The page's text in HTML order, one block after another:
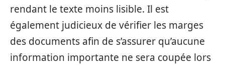
rendant le texte moins lisible. Il est
également judicieux de vérifier les marges
des documents afin de s’assurer qu’aucune
information importante ne sera coupée lors